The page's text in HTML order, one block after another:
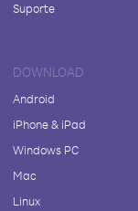
Suporte
DOWNLOAD
Android
iPhone & iPad
Windows PC
Mac
Linux